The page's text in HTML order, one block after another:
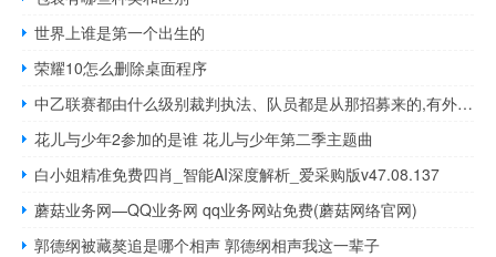
世界上谁是第一个出生的
荣耀10怎么删除桌面程序
中乙联赛都由什么级别裁判执法、队员都是从那招募来的,有外援 中乙联赛有哪些球队
花儿与少年2参加的是谁 花儿与少年第二季主题曲
白小姐精准免费四肖_智能AI深度解析_爱采购版v47.08.137
蘑菇业务网—QQ业务网 qq业务网站免费(蘑菇网络官网)
郭德纲被藏獒追是哪个相声 郭德纲相声我这一辈子